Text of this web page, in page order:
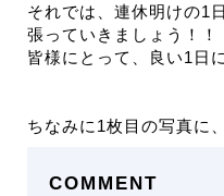
それでは、連休明けの1
張っていきましょう！！
皆様にとって、良い1日
ちなみに1枚目の写真に
COMMENT